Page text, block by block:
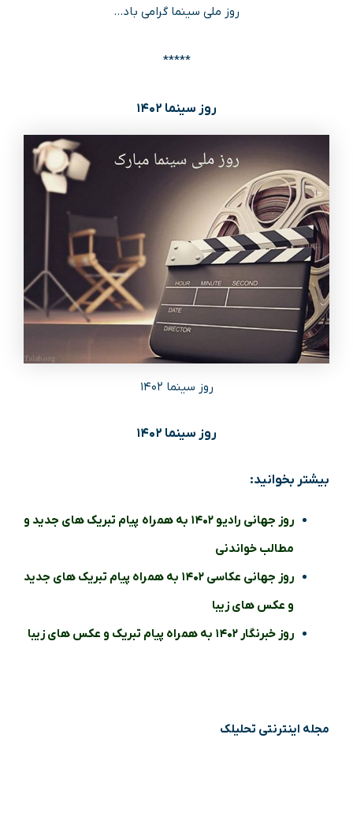
روز ملی سینما گرامی باد…
*****
روز سینما ۱۴۰۲
روز سینما ۱۴۰۲
روز سینما ۱۴۰۲
بیشتر بخوانید:
روز جهانی رادیو ۱۴۰۲ به همراه پیام تبریک های جدید و
مطالب خواندنی
روز جهانی عکاسی ۱۴۰۲ به همراه پیام تبریک های جدید
و عکس های زیبا
روز خبرنگار ۱۴۰۲ به همراه پیام تبریک و عکس های زیبا
مجله اینترنتی تحلیلک